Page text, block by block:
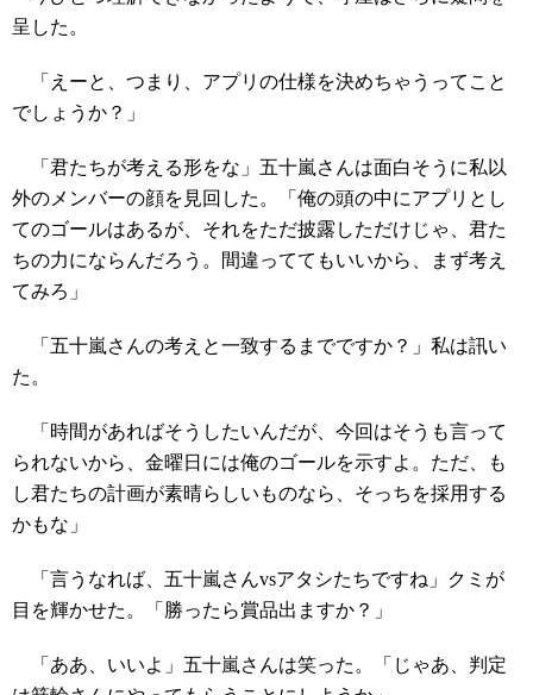
呈した。
「えーと、つまり、アプリの仕様を決めちゃうってこと
でしょうか？」
「君たちが考える形をな」五十嵐さんは面白そうに私以
外のメンバーの顔を見回した。「俺の頭の中にアプリとし
てのゴールはあるが、それをただ披露しただけじゃ、君た
ちの力にならんだろう。間違っててもいいから、まず考え
てみろ」
「五十嵐さんの考えと一致するまでですか？」私は訊い
た。
「時間があればそうしたいんだが、今回はそうも言って
られないから、金曜日には俺のゴールを示すよ。ただ、も
し君たちの計画が素晴らしいものなら、そっちを採用する
かもな」
「言うなれば、五十嵐さんvsアタシたちですね」クミが
目を輝かせた。「勝ったら賞品出ますか？」
「ああ、いいよ」五十嵐さんは笑った。「じゃあ、判定